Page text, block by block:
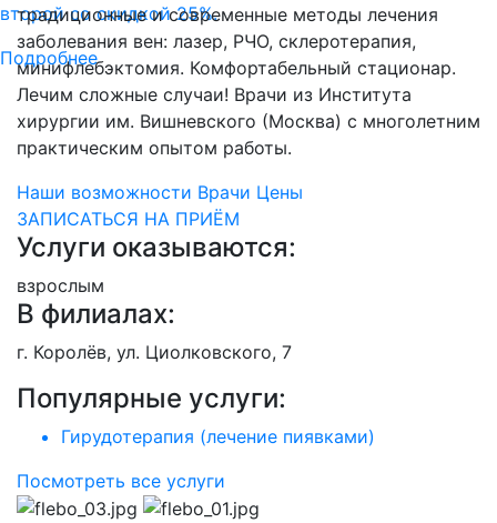
второй со скидкой 25%.
Подробнее
традиционные и современные методы лечения
заболевания вен: лазер, РЧО, склеротерапия,
минифлебэктомия. Комфортабельный стационар.
Лечим сложные случаи! Врачи из Института
хирургии им. Вишневского (Москва) с многолетним
практическим опытом работы.
Наши возможности Врачи Цены
ЗАПИСАТЬСЯ НА ПРИЁМ
Услуги оказываются:
взрослым
В филиалах:
г. Королёв, ул. Циолковского, 7
Популярные услуги:
Гирудотерапия (лечение пиявками)
Посмотреть все услуги